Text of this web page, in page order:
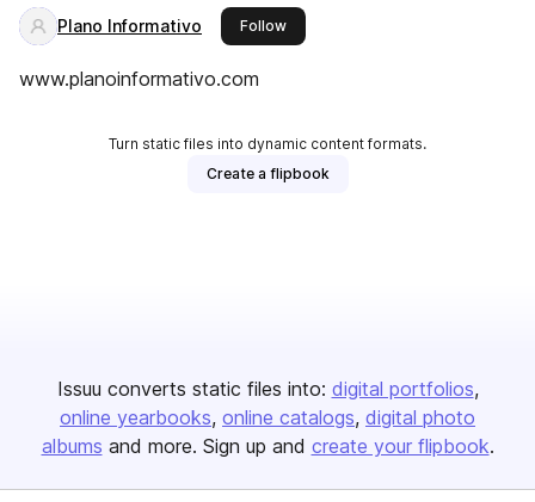
Plano Informativo Followthis publisher
www.planoinformativo.com
Turn static files into dynamic content formats.
Create a flipbook
Issuu converts static files into: digital portfolios
online yearbooks online catalogs digital photo
albums and more. Sign up and create your flipbook.